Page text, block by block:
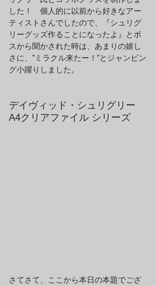
した！　個人的に以前から好きなアー
ティストさんでしたので、『シュリグ
リーグッズ作ることになったよ』とボ
スから聞かされた時は、あまりの嬉し
さに、”ミラクル来たー！”とジャンピン
グ小躍りしました。
デイヴィッド・シュリグリー
A4クリアファイル シリーズ
さてさて、ここから本日の本題でござ